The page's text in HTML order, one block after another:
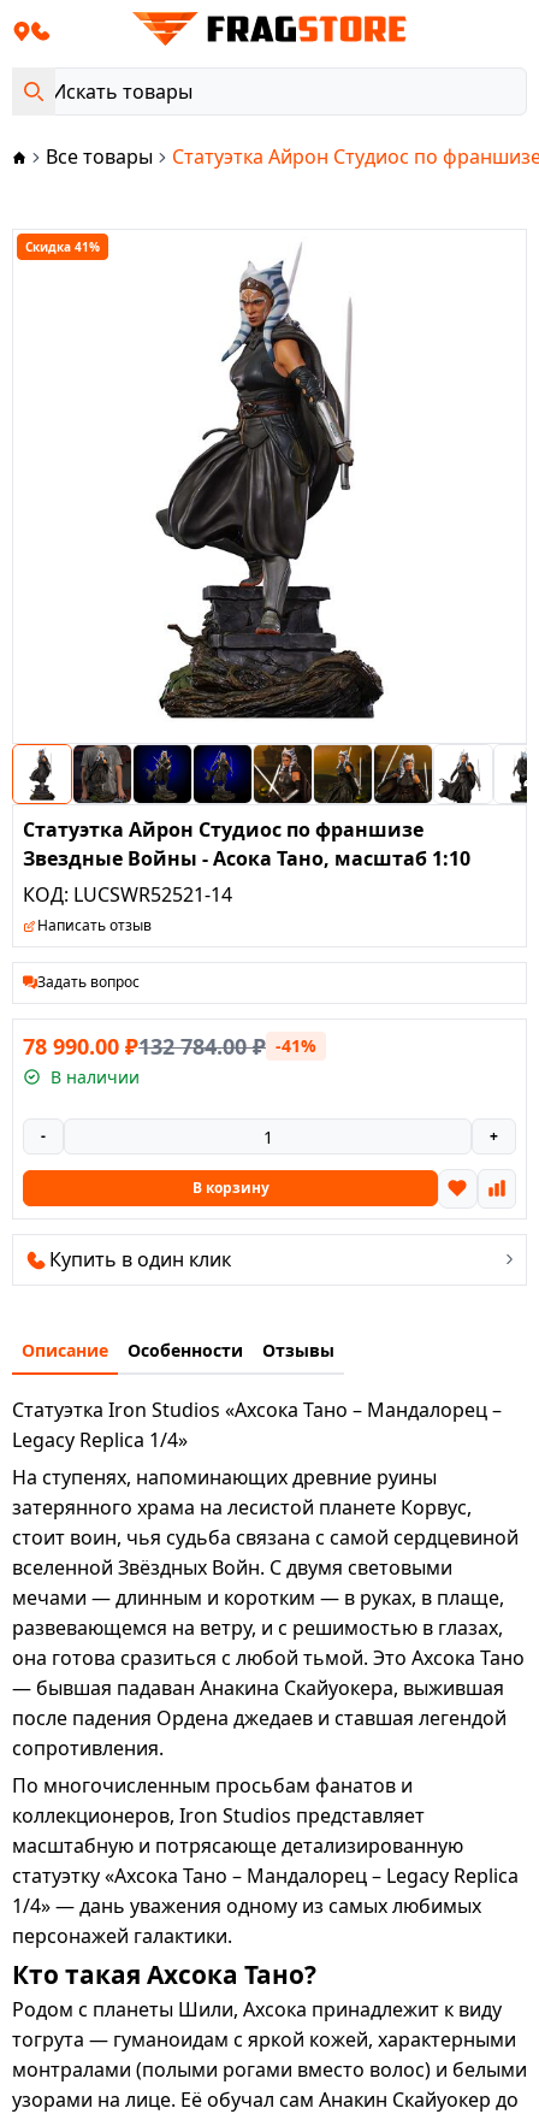
Все товары Статуэтка Айрон Студиос по
Скидка 41%
Статуэтка Айрон Студиос по франшизе
Звездные Войны - Асока Тано, масштаб 1:10
КОД: LUCSWR52521-14
Написать отзыв
Задать вопрос
78 990.00 ₽132 784.00₽ -41%
В наличии
- +
В корзину
Купить в один клик
Описание Особенности Отзывы
Статуэтка Iron Studios «Ахсока Тано – Мандалорец –
Legacy Replica 1/4»
На ступенях, напоминающихдревние руины
затерянного храма на лесистой планете Корвус,
стоит воин, чья судьба связана с самой сердцевиной
вселенной Звёздных Войн. Сдвумя световыми
мечами — длинным и коротким — в руках, в плаще,
развевающемся на ветру, и с решимостью в глазах,
она готова сразиться с любой тьмой. Это Ахсока Тано
— бывшая падаван Анакина Скайуокера, выжившая
после падения Ордена джедаев и ставшая легендой
сопротивления.
По многочисленным просьбам фанатов и
коллекционеров, Iron Studios представляет
масштабную и потрясающе детализированную
статуэтку«Ахсока Тано – Мандалорец – Legacy Replica
1/4»— дань уважения одному из самых любимых
персонажей галактики.
Кто такая Ахсока Тано?
Родом с планеты Шили, Ахсока принадлежит к виду
тогрута — гуманоидам с яркой кожей, характерными
монтралами (полыми рогами вместо волос) и белыми
узорами на лице. Её обучал сам Анакин Скайуокер до